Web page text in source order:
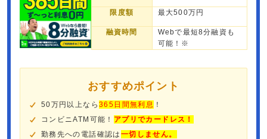
限度額 最大500万円
融資時間
Webで最短8分融資も
可能！※
おすすめポイント
50万円以上なら 365日間無利息 ！
コンビニATM可能！ アプリでカードレス！
勤務先への電話確認は 一切しません。